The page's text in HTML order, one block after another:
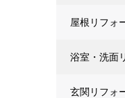
屋根リフォ
浴室・洗面
玄関リフォ